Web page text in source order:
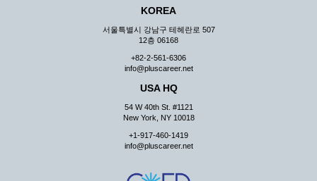
KOREA
서울특별시 강남구 테헤란로 507
12층 06168
+82-2-561-6306
info@pluscareer.net
USA HQ
54 W 40th St. #1121
New York, NY 10018
+1-917-460-1419
info@pluscareer.net